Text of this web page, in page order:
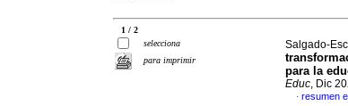
1 / 2
selecciona
para imprimir
Salgado-
para la
Educ, Dic
· resumen